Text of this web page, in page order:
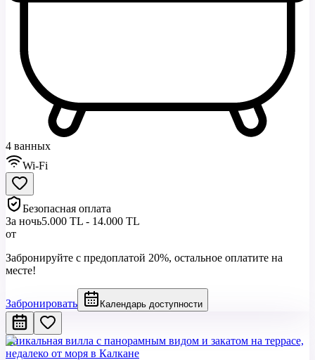
4 ванных
Wi-Fi
Безопасная оплата
За ночь5.000 TL - 14.000 TL
от
Забронируйте с предоплатой 20%, остальное оплатите на
месте!
Забронировать Календарь доступности
Уникальная вилла с панорамным видом и закатом на террасе,
недалеко от моря в Калкане